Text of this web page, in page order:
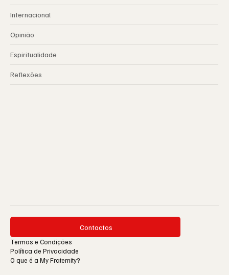
Internacional
Opinião
Espiritualidade
Reflexões
Contactos
Termos e Condições
Política de Privacidade
O que é a My Fraternity?